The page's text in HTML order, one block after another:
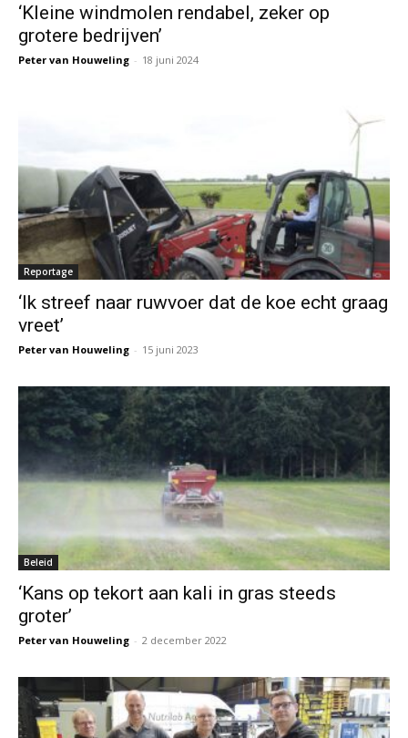
‘Kleine windmolen rendabel, zeker op
grotere bedrijven’
Peter van Houweling - 18 juni 2024
Reportage
‘Ik streef naar ruwvoer dat de koe echt graag
vreet’
Peter van Houweling - 15 juni 2023
Beleid
‘Kans op tekort aan kali in gras steeds
groter’
Peter van Houweling - 2 december 2022